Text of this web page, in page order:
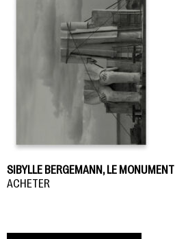
SIBYLLE BERGEMANN, LE MONUMENT
ACHETER